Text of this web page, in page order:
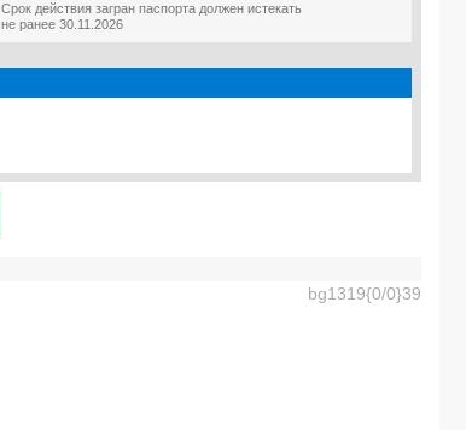
Срок действия загран паспорта должен истекать
не ранее 30.11.2026
bg1319{0/0}39